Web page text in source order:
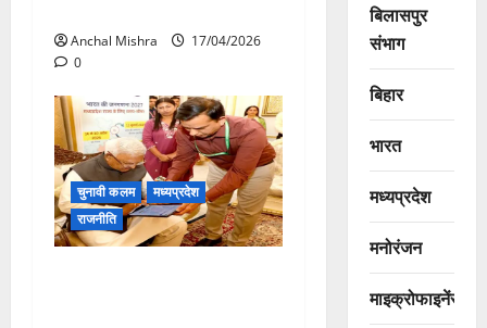
Anchal Mishra
17/04/2026
0
चुनावी कलम
मध्यप्रदेश
राजनीति
बिलासपुर
संभाग
बिहार
भारत
मध्यप्रदेश
मनोरंजन
माइक्रोफाइनेंस